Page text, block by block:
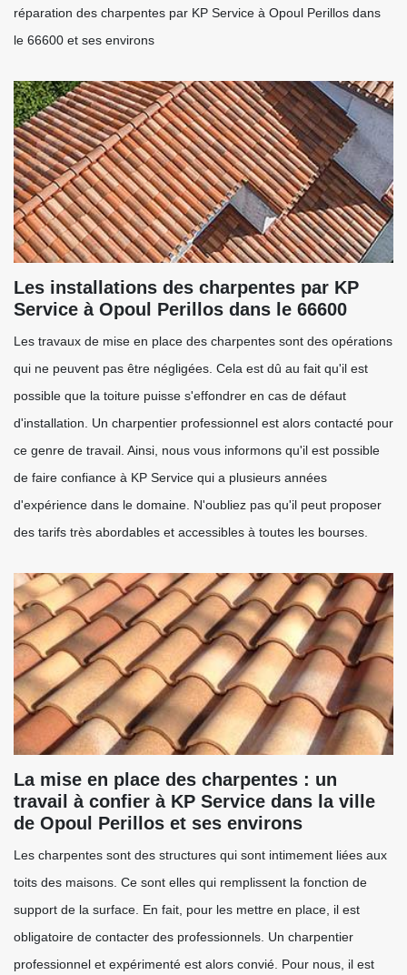
réparation des charpentes par KP Service à Opoul Perillos dans
le 66600 et ses environs
Les installations des charpentes par KP
Service à Opoul Perillos dans le 66600
Les travaux de mise en place des charpentes sont des opérations
qui ne peuvent pas être négligées. Cela est dû au fait qu'il est
possible que la toiture puisse s'effondrer en cas de défaut
d'installation. Un charpentier professionnel est alors contacté pour
ce genre de travail. Ainsi, nous vous informons qu'il est possible
de faire confiance à KP Service qui a plusieurs années
d'expérience dans le domaine. N'oubliez pas qu'il peut proposer
des tarifs très abordables et accessibles à toutes les bourses.
La mise en place des charpentes : un
travail à confier à KP Service dans la ville
de Opoul Perillos et ses environs
Les charpentes sont des structures qui sont intimement liées aux
toits des maisons. Ce sont elles qui remplissent la fonction de
support de la surface. En fait, pour les mettre en place, il est
obligatoire de contacter des professionnels. Un charpentier
professionnel et expérimenté est alors convié. Pour nous, il est